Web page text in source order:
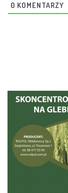
0 KOMENTARZY